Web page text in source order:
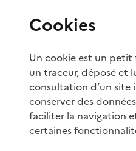
Cookies
Un cookie est un
un traceur, déposé et
consultation d’un
conserver des
faciliter la navigation
certaines